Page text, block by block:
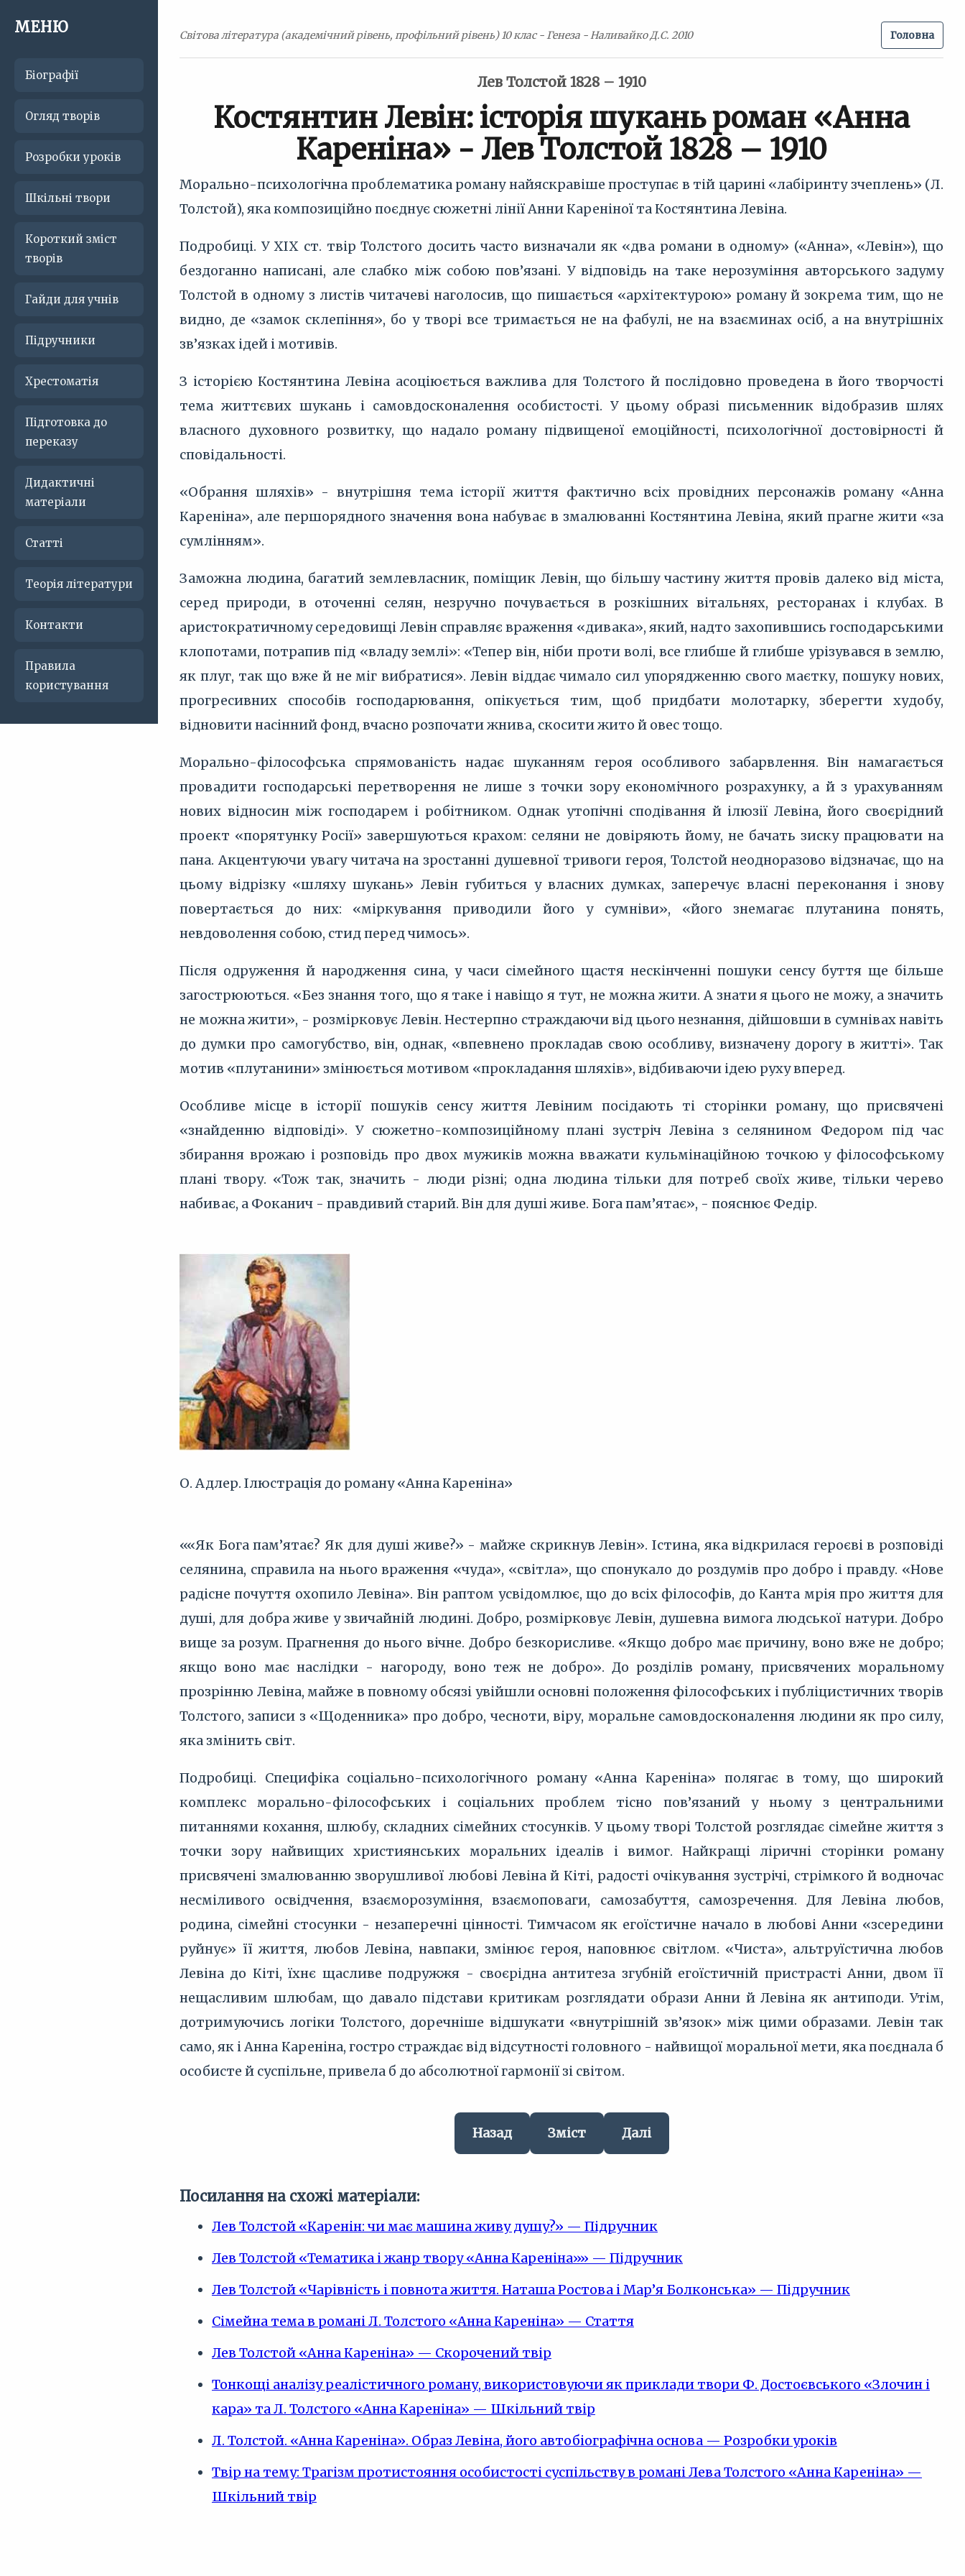
МЕНЮ
Біографії
Огляд творів
Розробки уроків
Шкільні твори
Короткий зміст
творів
Гайди для учнів
Підручники
Хрестоматія
Підготовка до
переказу
Дидактичні
матеріали
Статті
Теорія літератури
Контакти
Правила
користування
Світова література (академічний рівень, профільний рівень) 10 клас - Генеза - Наливайко Д.С. 2010 Головна
Лев Толстой 1828 – 1910
Костянтин Левін: історія шукань роман «Анна
Кареніна» - Лев Толстой 1828 – 1910
Морально-психологічна проблематика роману найяскравіше проступає в тій царині «лабіринту зчеплень» (Л.
Толстой), яка композиційно поєднує сюжетні лінії Анни Кареніної та Костянтина Левіна.
Подробиці. У ХІХ ст. твір Толстого досить часто визначали як «два романи в одному» («Анна», «Левін»), що
бездоганно написані, але слабко між собою пов’язані. У відповідь на таке нерозуміння авторського задуму
Толстой в одному з листів читачеві наголосив, що пишається «архітектурою» роману й зокрема тим, що не
видно, де «замок склепіння», бо у творі все тримається не на фабулі, не на взаєминах осіб, а на внутрішніх
зв’язках ідей і мотивів.
З історією Костянтина Левіна асоціюється важлива для Толстого й послідовно проведена в його творчості
тема життєвих шукань і самовдосконалення особистості. У цьому образі письменник відобразив шлях
власного духовного розвитку, що надало роману підвищеної емоційності, психологічної достовірності й
сповідальності.
«Обрання шляхів» - внутрішня тема історії життя фактично всіх провідних персонажів роману «Анна
Кареніна», але першорядного значення вона набуває в змалюванні Костянтина Левіна, який прагне жити «за
сумлінням».
Заможна людина, багатий землевласник, поміщик Левін, що більшу частину життя провів далеко від міста,
серед природи, в оточенні селян, незручно почувається в розкішних вітальнях, ресторанах і клубах. В
аристократичному середовищі Левін справляє враження «дивака», який, надто захопившись господарськими
клопотами, потрапив під «владу землі»: «Тепер він, ніби проти волі, все глибше й глибше урізувався в землю,
як плуг, так що вже й не міг вибратися». Левін віддає чимало сил упорядженню свого маєтку, пошуку нових,
прогресивних способів господарювання, опікується тим, щоб придбати молотарку, зберегти худобу,
відновити насінний фонд, вчасно розпочати жнива, скосити жито й овес тощо.
Морально-філософська спрямованість надає шуканням героя особливого забарвлення. Він намагається
провадити господарські перетворення не лише з точки зору економічного розрахунку, а й з урахуванням
нових відносин між господарем і робітником. Однак утопічні сподівання й ілюзії Левіна, його своєрідний
проект «порятунку Росії» завершуються крахом: селяни не довіряють йому, не бачать зиску працювати на
пана. Акцентуючи увагу читача на зростанні душевної тривоги героя, Толстой неодноразово відзначає, що на
цьому відрізку «шляху шукань» Левін губиться у власних думках, заперечує власні переконання і знову
повертається до них: «міркування приводили його у сумніви», «його знемагає плутанина понять,
невдоволення собою, стид перед чимось».
Після одруження й народження сина, у часи сімейного щастя нескінченні пошуки сенсу буття ще більше
загострюються. «Без знання того, що я таке і навіщо я тут, не можна жити. А знати я цього не можу, а значить
не можна жити», - розмірковує Левін. Нестерпно страждаючи від цього незнання, дійшовши в сумнівах навіть
до думки про самогубство, він, однак, «впевнено прокладав свою особливу, визначену дорогу в житті». Так
мотив «плутанини» змінюється мотивом «прокладання шляхів», відбиваючи ідею руху вперед.
Особливе місце в історії пошуків сенсу життя Левіним посідають ті сторінки роману, що присвячені
«знайденню відповіді». У сюжетно-композиційному плані зустріч Левіна з селянином Федором під час
збирання врожаю і розповідь про двох мужиків можна вважати кульмінаційною точкою у філософському
плані твору. «Тож так, значить - люди різні; одна людина тільки для потреб своїх живе, тільки черево
набиває, а Фоканич - правдивий старий. Він для душі живе. Бога пам’ятає», - пояснює Федір.
О. Адлер. Ілюстрація до роману «Анна Кареніна»
««Як Бога пам’ятає? Як для душі живе?» - майже скрикнув Левін». Істина, яка відкрилася героєві в розповіді
селянина, справила на нього враження «чуда», «світла», що спонукало до роздумів про добро і правду. «Нове
радісне почуття охопило Левіна». Він раптом усвідомлює, що до всіх філософів, до Канта мрія про життя для
душі, для добра живе у звичайній людині. Добро, розмірковує Левін, душевна вимога людської натури. Добро
вище за розум. Прагнення до нього вічне. Добро безкорисливе. «Якщо добро має причину, воно вже не добро;
якщо воно має наслідки - нагороду, воно теж не добро». До розділів роману, присвячених моральному
прозрінню Левіна, майже в повному обсязі увійшли основні положення філософських і публіцистичних творів
Толстого, записи з «Щоденника» про добро, чесноти, віру, моральне самовдосконалення людини як про силу,
яка змінить світ.
Подробиці. Специфіка соціально-психологічного роману «Анна Кареніна» полягає в тому, що широкий
комплекс морально-філософських і соціальних проблем тісно пов’язаний у ньому з центральними
питаннями кохання, шлюбу, складних сімейних стосунків. У цьому творі Толстой розглядає сімейне життя з
точки зору найвищих християнських моральних ідеалів і вимог. Найкращі ліричні сторінки роману
присвячені змалюванню зворушливої любові Левіна й Кіті, радості очікування зустрічі, стрімкого й водночас
несміливого освідчення, взаєморозуміння, взаємоповаги, самозабуття, самозречення. Для Левіна любов,
родина, сімейні стосунки - незаперечні цінності. Тимчасом як егоїстичне начало в любові Анни «зсередини
руйнує» її життя, любов Левіна, навпаки, змінює героя, наповнює світлом. «Чиста», альтруїстична любов
Левіна до Кіті, їхнє щасливе подружжя - своєрідна антитеза згубній егоїстичній пристрасті Анни, двом її
нещасливим шлюбам, що давало підстави критикам розглядати образи Анни й Левіна як антиподи. Утім,
дотримуючись логіки Толстого, доречніше відшукати «внутрішній зв’язок» між цими образами. Левін так
само, як і Анна Кареніна, гостро страждає від відсутності головного - найвищої моральної мети, яка поєднала б
особисте й суспільне, привела б до абсолютної гармонії зі світом.
Назад Зміст Далі
Посилання на схожі матеріали:
Лев Толстой «Каренін: чи має машина живу душу?» — Підручник
Лев Толстой «Тематика і жанр твору «Анна Кареніна»» — Підручник
Лев Толстой «Чарівність і повнота життя. Наташа Ростова і Мар’я Болконська» — Підручник
Сімейна тема в романі Л. Толстого «Анна Кареніна» — Стаття
Лев Толстой «Анна Кареніна» — Скорочений твір
Тонкощі аналізу реалістичного роману, використовуючи як приклади твори Ф. Достоєвського «Злочин і
кара» та Л. Толстого «Анна Кареніна» — Шкільний твір
Л. Толстой. «Анна Кареніна». Образ Левіна, його автобіографічна основа — Розробки уроків
Твір на тему: Трагізм протистояння особистості суспільству в романі Лева Толстого «Анна Кареніна» —
Шкільний твір